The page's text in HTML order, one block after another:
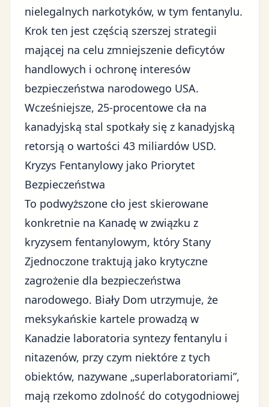
nielegalnych narkotyków, w tym fentanylu.
Krok ten jest częścią szerszej strategii
mającej na celu zmniejszenie deficytów
handlowych i ochronę interesów
bezpieczeństwa narodowego USA.
Wcześniejsze, 25-procentowe cła na
kanadyjską stal spotkały się z kanadyjską
retorsją o wartości 43 miliardów USD.
Kryzys Fentanylowy jako Priorytet
Bezpieczeństwa
To podwyższone cło jest skierowane
konkretnie na Kanadę w związku z
kryzysem fentanylowym, który Stany
Zjednoczone traktują jako krytyczne
zagrożenie dla bezpieczeństwa
narodowego. Biały Dom utrzymuje, że
meksykańskie kartele prowadzą w
Kanadzie laboratoria syntezy fentanylu i
nitazenów, przy czym niektóre z tych
obiektów, nazywane „superlaboratoriami”,
mają rzekomo zdolność do cotygodniowej